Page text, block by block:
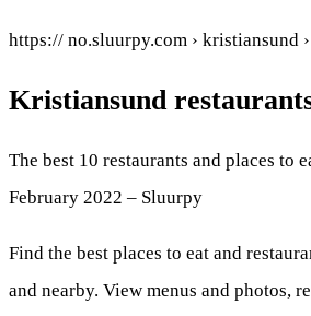
https:// no.sluurpy.com › kristiansund
Kristiansund
The best 10 restaurants and places to
February 2022 – Sluurpy
Find the best places to eat and
and nearby. View menus and photos,